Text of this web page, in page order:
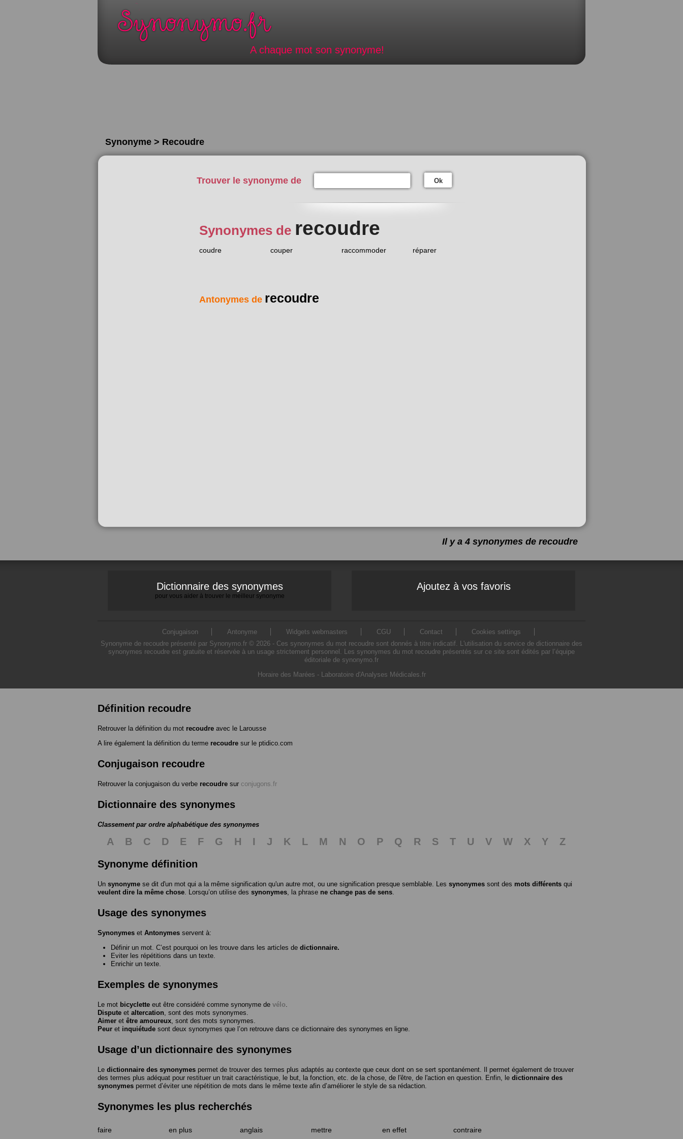
A chaque mot son synonyme!
Synonyme > Recoudre
Trouver le synonyme de Ok
Synonymes de recoudre
coudre couper raccommoder réparer
Antonymes de recoudre
Il y a 4 synonymes de recoudre
Dictionnaire des synonymes
pour vous aider à trouver le meilleur synonyme
Ajoutez à vos favoris
Conjugaison Antonyme Widgets webmasters CGU Contact
Cookies settings
Synonyme de recoudre présenté par Synonymo.fr © 2026 - Ces synonymes du mot recoudre sont donnés à titre indicatif. L'utilisation du service de dictionnaire des
synonymes recoudre est gratuite et réservée à un usage strictement personnel. Les synonymes du mot recoudre présentés sur ce site sont édités par l’équipe
éditoriale de synonymo.fr
Horaire des Marées - Laboratoire d'Analyses Médicales.fr
Définition recoudre
Retrouver la définition du mot recoudre avec le Larousse
A lire également la définition du terme recoudre sur le ptidico.com
Conjugaison recoudre
Retrouver la conjugaison du verbe recoudre sur conjugons.fr
Dictionnaire des synonymes
Classement par ordre alphabétique des synonymes
A B C D E F G H I J K L M N O P Q R S T U V W X Y
Z
Synonyme définition
Un synonyme se dit d'un mot qui a la même signification qu'un autre mot, ou une signification presque semblable. Les synonymes sont des mots différents qui
veulent dire la même chose . Lorsqu’on utilise des synonymes , la phrase ne change pas de sens
Usage des synonymes
Synonymes et Antonymes servent à:
Définir un mot. C’est pourquoi on les trouve dans les articles de dictionnaire.
Eviter les répétitions dans un texte.
Enrichir un texte.
Exemples de synonymes
Le mot bicyclette eut être considéré comme synonyme de vélo
Dispute et altercation , sont des mots synonymes.
Aimer et être amoureux , sont des mots synonymes.
Peur et inquiétude sont deux synonymes que l’on retrouve dans ce dictionnaire des synonymes en ligne.
Usage d’un dictionnaire des synonymes
Le dictionnaire des synonymes permet de trouver des termes plus adaptés au contexte que ceux dont on se sert spontanément. Il permet également de trouver
des termes plus adéquat pour restituer un trait caractéristique, le but, la fonction, etc. de la chose, de l'être, de l'action en question. Enfin, le dictionnaire des
synonymes permet d’éviter une répétition de mots dans le même texte afin d’améliorer le style de sa rédaction.
Synonymes les plus recherchés
faire en plus anglais mettre en effet contraire